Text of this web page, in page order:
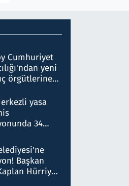
Cumhuriyet
yeni
örgütlerine
gözaltı kararı
yasa
34
para
edildi
Başkan
Hürriyet